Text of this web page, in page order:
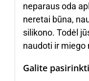
neparaus oda
neretai būna,
silikono. Todėl
naudoti ir miego
Galite